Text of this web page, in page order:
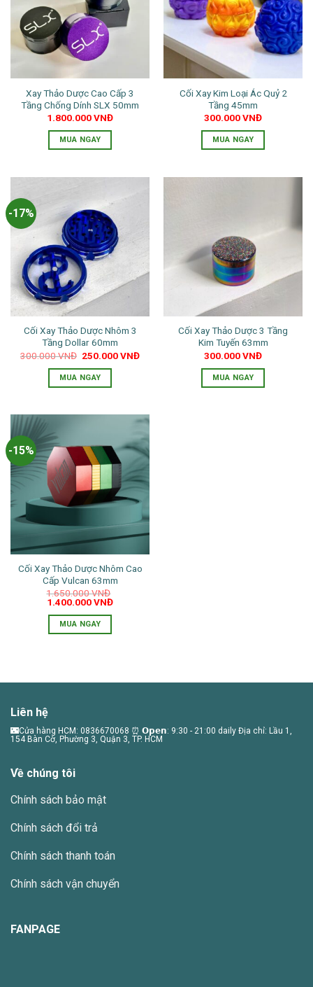
thể.
Các
tùy
chọn
có
thể
được
chọn
trên
trang
sản
Xay Thảo Dược Cao Cấp 3
Tầng Chống Dính SLX 50mm
1.800.000VNĐ
MUA NGAY
nhiều
biến
thể.
Các
tùy
chọn
có
thể
được
chọn
trên
trang
sản
Cối Xay Kim Loại Ác Quỷ 2
Tầng 45mm
300.000VNĐ
MUA NGAY
thể.
Các
tùy
chọn
có
thể
được
chọn
trên
trang
sản
-17%
Cối Xay Thảo Dược Nhôm 3
Tầng Dollar 60mm
300.000VNĐ Giá
là:
300.000 VNĐ.
250.000VNĐGiá
MUA NGAY
Cối Xay Thảo Dược 3 Tầng
Kim Tuyến 63mm
300.000VNĐ
MUA NGAY
-15%
Cối Xay Thảo Dược Nhôm Cao
Cấp Vulcan 63mm
1.650.000VNĐ
Giá
là:
1.650.000 VNĐ.
1.400.000VNĐGiá
MUA NGAY
có
thể.
Các
thể
chọn
trang
phẩm
Liên hệ
🌃Cửa hàng HCM: 0836670068 ⏰ 𝗢𝗽𝗲𝗻: 9:30 - 21:00 daily Địa chỉ: Lầu 1,
154 Bàn Cờ, Phường 3, Quận 3, TP. HCM
Về chúng tôi
Chính sách bảo mật
Chính sách đổi trả
Chính sách thanh toán
Chính sách vận chuyển
FANPAGE